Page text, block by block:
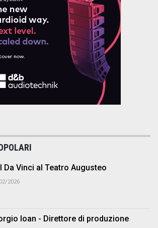
Da Vinci al Teatro Augusteo
2026
Ioan - Direttore di produzione